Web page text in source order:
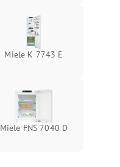
Miele K 7743 E
Miele FNS 7040 D